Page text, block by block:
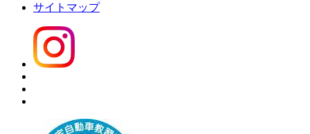
サイトマップ